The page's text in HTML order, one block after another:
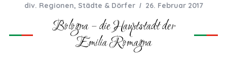
div. Regionen, Städte & Dörfer 26. Februar 2017
Bologna – die Hauptstadt der
Emilia Romagna